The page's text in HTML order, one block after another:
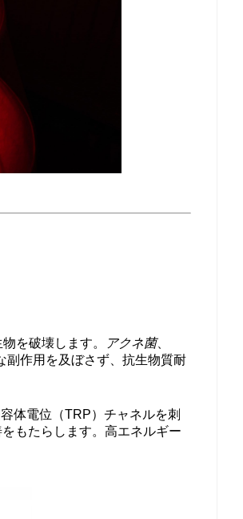
を破壊します。
アクネ菌、
副作用を及ぼさず、抗生物質耐
体電位（TRP）チャネルを刺
もたらします。高エネルギー